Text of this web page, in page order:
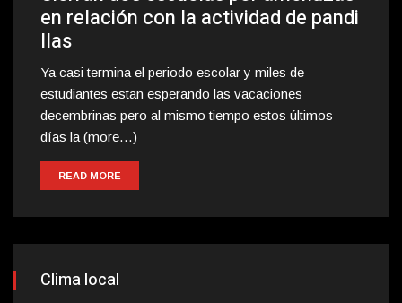
en relación con la actividad de pandi
llas
Ya casi termina el periodo escolar y miles de
estudiantes estan esperando las vacaciones
decembrinas pero al mismo tiempo estos últimos
días la (more…)
READ MORE
Clima local